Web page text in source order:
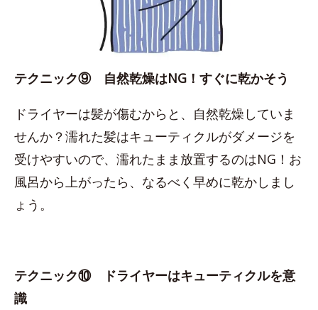
テクニック⑨ 自然乾燥はNG！すぐに乾かそう
ドライヤーは髪が傷むからと、自然乾燥していま
せんか？濡れた髪はキューティクルがダメージを
受けやすいので、濡れたまま放置するのはNG！お
風呂から上がったら、なるべく早めに乾かしまし
ょう。
テクニック⑩ ドライヤーはキューティクルを意
識